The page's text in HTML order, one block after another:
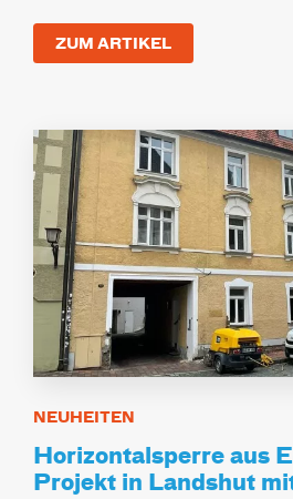
ZUM ARTIKEL
NEUHEITEN
Horizontalsperre aus
Projekt in Landshut